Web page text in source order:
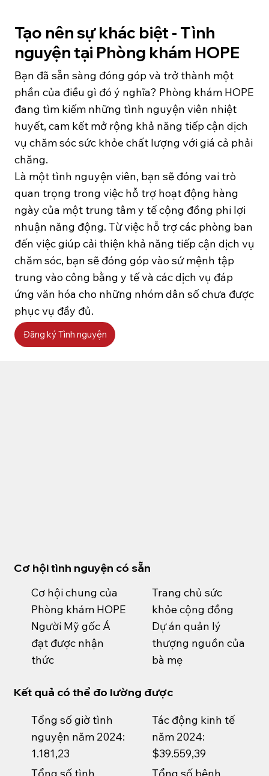
Tạo nên sự khác biệt - Tình
nguyện tại Phòng khám HOPE
Bạn đã sẵn sàng đóng góp và trở thành một
phần của điều gì đó ý nghĩa? Phòng khám HOPE
đang tìm kiếm những tình nguyện viên nhiệt
huyết, cam kết mở rộng khả năng tiếp cận dịch
vụ chăm sóc sức khỏe chất lượng với giá cả phải
chăng.
Là một tình nguyện viên, bạn sẽ đóng vai trò
quan trọng trong việc hỗ trợ hoạt động hàng
ngày của một trung tâm y tế cộng đồng phi lợi
nhuận năng động. Từ việc hỗ trợ các phòng ban
đến việc giúp cải thiện khả năng tiếp cận dịch vụ
chăm sóc, bạn sẽ đóng góp vào sứ mệnh tập
trung vào công bằng y tế và các dịch vụ đáp
ứng văn hóa cho những nhóm dân số chưa được
phục vụ đầy đủ.
Đăng ký Tình nguyện
Cơ hội tình nguyện có sẵn
Cơ hội chung của
Phòng khám HOPE
Trang chủ sức
khỏe cộng đồng
Người Mỹ gốc Á
đạt được nhận
thức
Dự án quản lý
thượng nguồn của
bà mẹ
Kết quả có thể đo lường được
Tổng số giờ tình
nguyện năm 2024:
1.181,23
Tác động kinh tế
năm 2024:
$39.559,39